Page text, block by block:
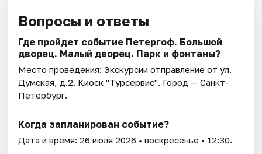
Вопросы и ответы
Где пройдет событие Петергоф. Большой
дворец. Малый дворец. Парк и фонтаны?
Место проведения:Экскурсии отправление от ул.
Думская, д.2. Киоск "Турсервис". Город — Санкт-
Петербург.
Когда запланирован событие?
Дата и время:26 июля 2026 • воскресенье • 12:30.